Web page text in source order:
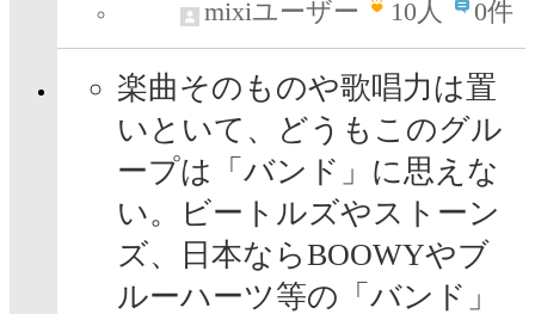
mixiユーザー
10人 0件
楽曲そのものや歌唱力は置
いといて、どうもこのグル
ープは「バンド」に思えな
い。ビートルズやストーン
ズ、日本ならBOOWYやブ
ルーハーツ等の「バンド」